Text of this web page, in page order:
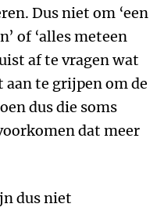
Dus niet om ‘een
of ‘alles meteen
af te vragen wat
aan te grijpen om de
dus die soms
dat meer
dus niet